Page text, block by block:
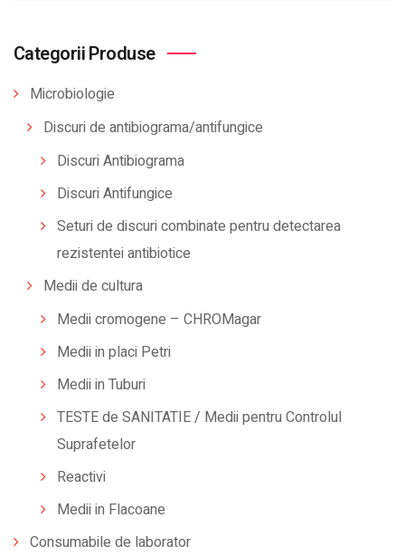
Categorii Produse
Microbiologie
Discuri de antibiograma/antifungice
Discuri Antibiograma
Discuri Antifungice
Seturi de discuri combinate pentru detectarea
rezistentei antibiotice
Medii de cultura
Medii cromogene – CHROMagar
Medii in placi Petri
Medii in Tuburi
TESTE de SANITATIE / Medii pentru Controlul
Suprafetelor
Reactivi
Medii in Flacoane
Consumabile de laborator